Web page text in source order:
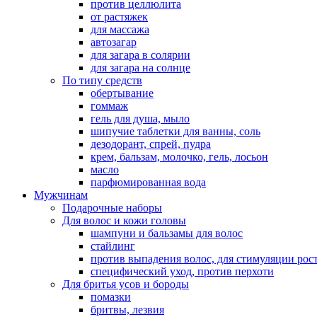
против целлюлита
от растяжек
для массажа
автозагар
для загара в солярии
для загара на солнце
По типу средств
обертывание
гоммаж
гель для душа, мыло
шипучие таблетки для ванны, соль
дезодорант, спрей, пудра
крем, бальзам, молочко, гель, лосьон
масло
парфюмированная вода
Мужчинам
Подарочные наборы
Для волос и кожи головы
шампуни и бальзамы для волос
стайлинг
против выпадения волос, для стимуляции
специфический уход, против перхоти
Для бритья усов и бороды
помазки
бритвы, лезвия